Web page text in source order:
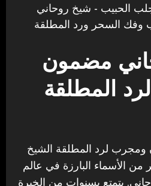
الحبيب - شيخ روحاني
السحر ورد المطلقة
مضمون
المطلقة
لرد المطلقة الشيخ
من الأسماء البارزة في عالم
يتمتع بسنوات من الخبرة